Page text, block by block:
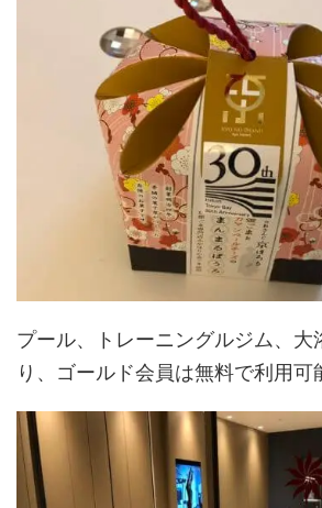
プール、トレーニングルジム、大
り、ゴールド会員は無料で利用可